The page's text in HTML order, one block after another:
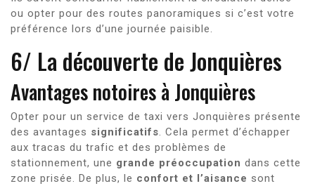
ou opter pour des routes panoramiques si c’est votre
préférence lors d’une journée paisible.
6/ La découverte de Jonquières
Avantages notoires à Jonquières
Opter pour un service de taxi vers Jonquières présente
des avantages significatifs. Cela permet d’échapper
aux tracas du trafic et des problèmes de
stationnement, une grande préoccupation dans cette
zone prisée. De plus, le confort et l’aisance sont